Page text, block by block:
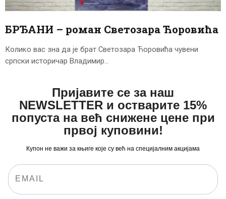
ПИСМО
БРЂАНИ – роман Светозара Ћоровића
Колико вас зна да је брат Светозара Ћоровића чувени
српски историчар Владимир…
Пријавите се за наш
NEWSLETTER и остварите 15%
попуста на већ снижене цене при
првој куповини!
Купон не важи за књиге које су већ на специјалним акцијама